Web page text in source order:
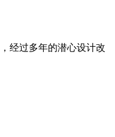
经过多年的潜心设计改